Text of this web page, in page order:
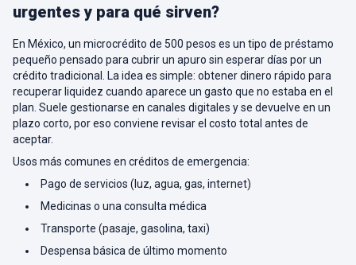
urgentes y para qué sirven?
En México, un microcrédito de 500 pesos es un tipo de préstamo
pequeño pensado para cubrir un apuro sin esperar días por un
crédito tradicional. La idea es simple: obtener dinero rápido para
recuperar liquidez cuando aparece un gasto que no estaba en el
plan. Suele gestionarse en canales digitales y se devuelve en un
plazo corto, por eso conviene revisar el costo total antes de
aceptar.
Usos más comunes en créditos de emergencia:
Pago de servicios (luz, agua, gas, internet)
Medicinas o una consulta médica
Transporte (pasaje, gasolina, taxi)
Despensa básica de último momento